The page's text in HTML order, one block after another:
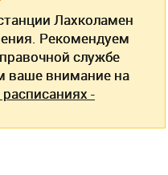
Лахколамен
Рекомендуем
службе
ваше внимание на
-